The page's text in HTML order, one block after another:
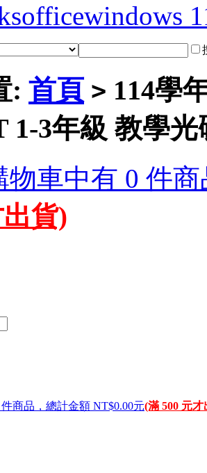
officewindows
: 首頁 > 114學
1-3年級 教學
物車中有 0 件
貨)
商品，總計金額 NT$0.00元(滿 500 元才